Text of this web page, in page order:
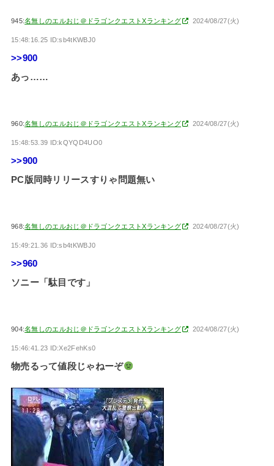
945:名無しのエルおじ＠ドラゴンクエストXランキング 2024/08/27(火)
15:48:16.25 ID:sb4tKWBJ0
>>900
あっ……
960:名無しのエルおじ＠ドラゴンクエストXランキング 2024/08/27(火)
15:48:53.39 ID:kQYQD4UO0
>>900
PC版同時リリースすりゃ問題無い
968:名無しのエルおじ＠ドラゴンクエストXランキング 2024/08/27(火)
15:49:21.36 ID:sb4tKWBJ0
>>960
ソニー「駄目です」
904:名無しのエルおじ＠ドラゴンクエストXランキング 2024/08/27(火)
15:46:41.23 ID:Xe2FehKs0
物売るって値段じゃねーぞ